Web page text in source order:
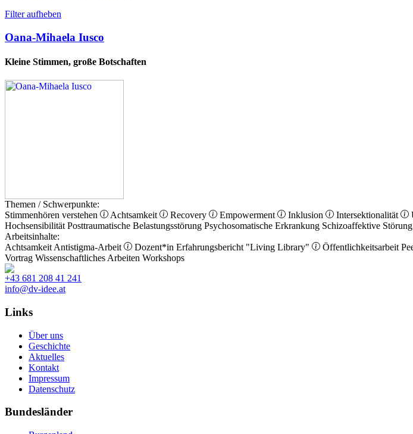
Filter aufheben
Oana-Mihaela Iusco
Kleine Stimmen, große Botschaften
Themen / Schwerpunkte:
Stimmenhören verstehen
Achtsamkeit Recovery Empowerment Inklusion Intersektionalität
Hochsensibilität Posttraumatische Belastungsstörung Psychosomatische Erkrankung Schizoaffektive Störung
Arbeitsinhalte:
Achtsamkeit Antistigma-Arbeit Dozent*in Erfahrungsbericht "Living Library" Öffentlichkeitsarbeit
Vortrag Wissenschaftliches Arbeiten Workshops
+43 681 208 41 241
info@dv-idee.at
Links
Über uns
Geschichte
Aktuelles
Kontakt
Impressum
Datenschutz
Bundesländer